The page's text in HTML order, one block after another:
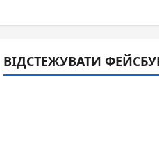
ВІДСТЕЖУВАТИ